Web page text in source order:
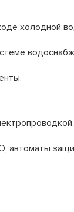
холодной
автоматы